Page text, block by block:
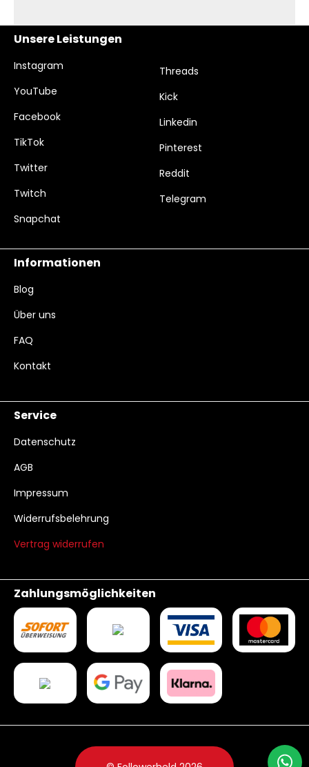
Unsere Leistungen
Instagram
YouTube
Facebook
TikTok
Twitter
Twitch
Snapchat
Threads
Kick
Linkedin
Pinterest
Reddit
Telegram
Informationen
Blog
Über uns
FAQ
Kontakt
Service
Datenschutz
AGB
Impressum
Widerrufsbelehrung
Vertrag widerrufen
Zahlungsmöglichkeiten